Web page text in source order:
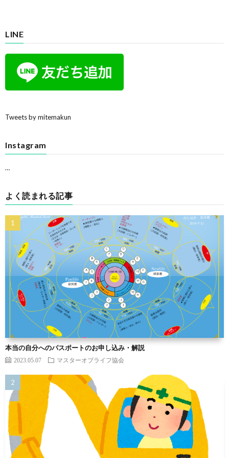
LINE
Tweets by mitemakun
Instagram
…
よく読まれる記事
本当の自分へのパスポートのお申し込み・解説
2023.05.07 マスターオブライフ協会